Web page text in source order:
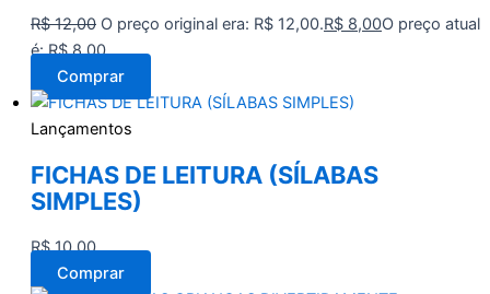
R$12,00 O preço original era: R$ 12,00.R$ 8,00O preço atual
é: R$ 8,00.
Comprar
Lançamentos
FICHAS DE LEITURA (SÍLABAS
SIMPLES)
R$10,00
Comprar